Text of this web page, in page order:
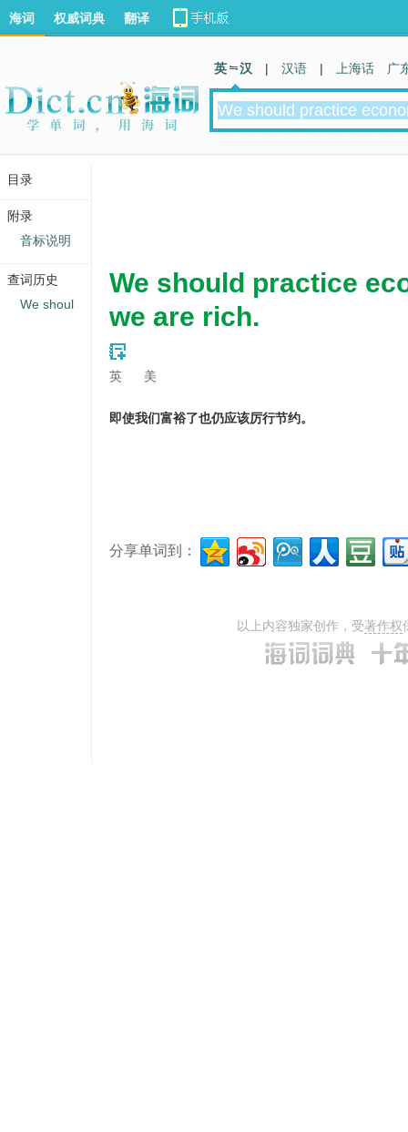
We should practice
we are rich.
英 美
即使我们富裕了也仍应该厉行节约。
分享单词到：
以上内容独家创作，受著作权
海词 权威词典 翻译
英 汉 | 汉语 | 上海话 广
目录
附录
音标说明
查词历史
We shoul